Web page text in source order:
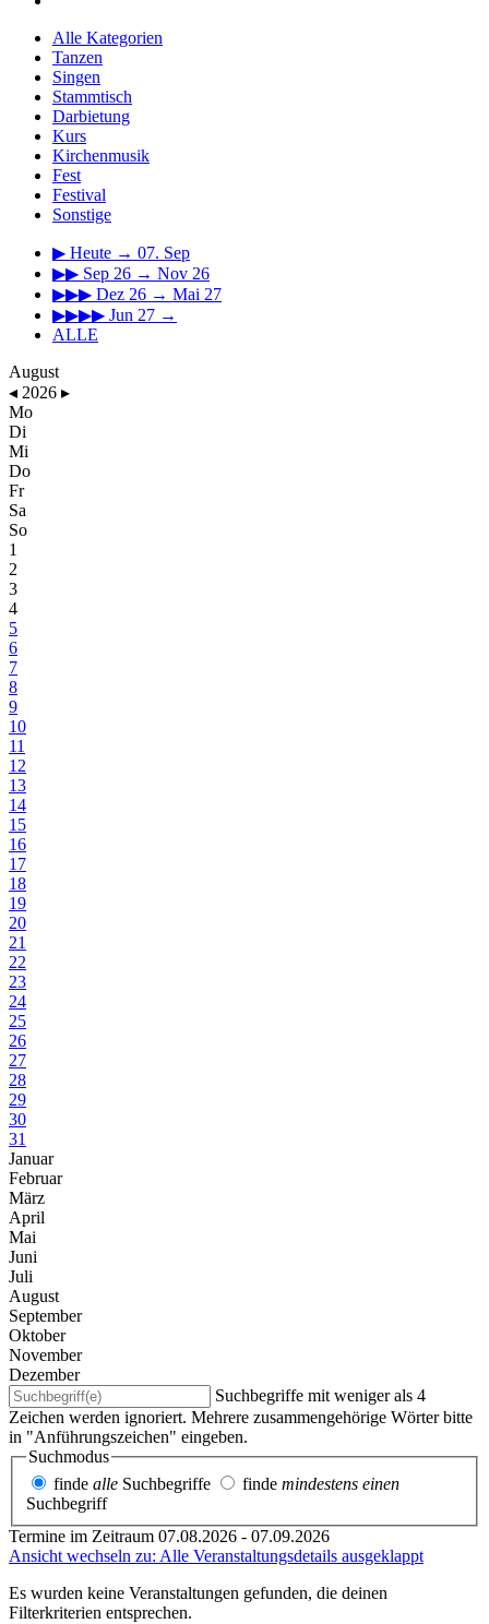
Alle Kategorien
Tanzen
Singen
Stammtisch
Darbietung
Kurs
Kirchenmusik
Fest
Festival
Sonstige
▶ Heute → 07. Sep
▶▶ Sep 26 → Nov 26
▶▶▶ Dez 26 → Mai 27
▶▶▶▶ Jun 27 →
ALLE
August
◂ 2026 ▸
Mo
Di
Mi
Do
Fr
Sa
So
1
2
3
4
5
6
7
8
9
10
11
12
13
14
15
16
17
18
19
20
21
22
23
24
25
26
27
28
29
30
31
Januar
Februar
März
April
Mai
Juni
Juli
August
September
Oktober
November
Dezember
Suchbegriffe mit weniger als 4
Zeichen werden ignoriert. Mehrere zusammengehörige Wörter bitte
in "Anführungszeichen" eingeben.
Suchmodus
finde alle Suchbegriffe finde mindestens einen
Suchbegriff
Termine im Zeitraum 07.08.2026 - 07.09.2026
Ansicht wechseln zu: Alle Veranstaltungsdetails ausgeklappt
Es wurden keine Veranstaltungen gefunden, die deinen
Filterkriterien entsprechen.